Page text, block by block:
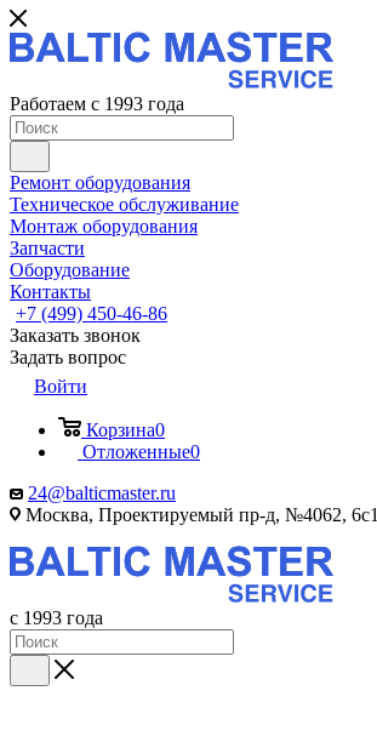
Работаем с 1993 года
Ремонт оборудования
Техническое обслуживание
Монтаж оборудования
Запчасти
Оборудование
Контакты
+7 (499) 450-46-86
Заказать звонок
Задать вопрос
Войти
Корзина0
Отложенные0
24@balticmaster.ru
Москва, Проектируемый пр-д, №4062, 6с1
с 1993 года